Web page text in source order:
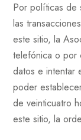
Por políticas de
las
este sitio, la
telefónica o por
datos e intentar
poder
de veinticuatro
este sitio, la